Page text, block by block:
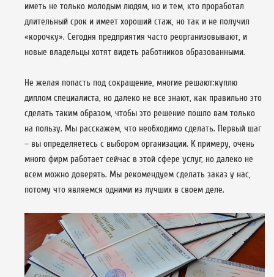
иметь не только молодым людям, но и тем, кто проработал
длительный срок и имеет хороший стаж, но так и не получил
«корочку». Сегодня предприятия часто реорганизовывают, и
новые владельцы хотят видеть работников образованными.
Не желая попасть под сокращение, многие решают:куплю
диплом специалиста, но далеко не все знают, как правильно это
сделать таким образом, чтобы это решение пошло вам только
на пользу. Мы расскажем, что необходимо сделать. Первый шаг
– вы определяетесь с выбором организации. К примеру, очень
много фирм работает сейчас в этой сфере услуг, но далеко не
всем можно доверять. Мы рекомендуем сделать заказ у нас,
потому что являемся одними из лучших в своем деле.